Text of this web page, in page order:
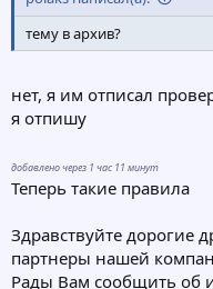
тему в архив?
нет, я им отписал
я отпишу
добавлено через 1 час 11 минут
Теперь такие правила
Здравствуйте дорогие
партнеры нашей
Рады Вам сообщить об